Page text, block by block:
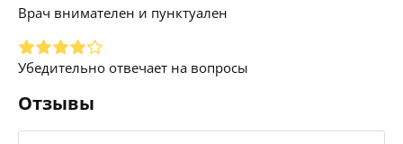
Врач внимателен и пунктуален
Убедительно отвечает на вопросы
Отзывы